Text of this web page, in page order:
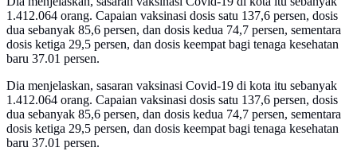
1.412.064 orang. Capaian vaksinasi dosis satu 137,6 persen, dosis
dua sebanyak 85,6 persen, dan dosis kedua 74,7 persen, sementara
dosis ketiga 29,5 persen, dan dosis keempat bagi tenaga kesehatan
baru 37.01 persen.
Dia menjelaskan, sasaran vaksinasi Covid-19 di kota itu sebanyak
1.412.064 orang. Capaian vaksinasi dosis satu 137,6 persen, dosis
dua sebanyak 85,6 persen, dan dosis kedua 74,7 persen, sementara
dosis ketiga 29,5 persen, dan dosis keempat bagi tenaga kesehatan
baru 37.01 persen.